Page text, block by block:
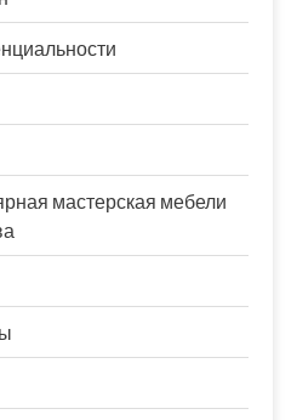
мастерская мебели